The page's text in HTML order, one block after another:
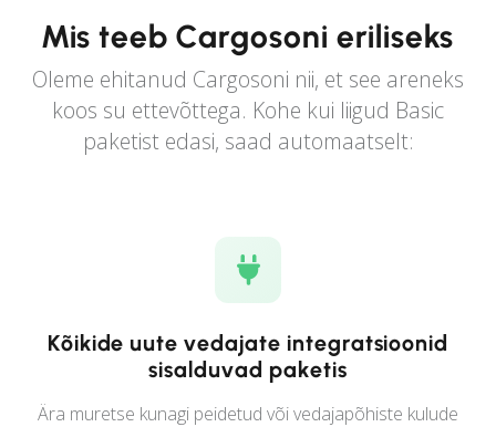
Mis teeb Cargosoni eriliseks
Oleme ehitanud Cargosoni nii, et see areneks
koos su ettevõttega. Kohe kui liigud Basic
paketist edasi, saad automaatselt:
Kõikide uute vedajate integratsioonid
sisalduvad paketis
Ära muretse kunagi peidetud või vedajapõhiste kulude